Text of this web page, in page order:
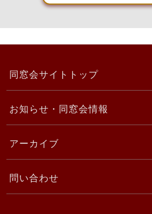
同窓会サイトトップ
お知らせ・同窓会情報
アーカイブ
問い合わせ